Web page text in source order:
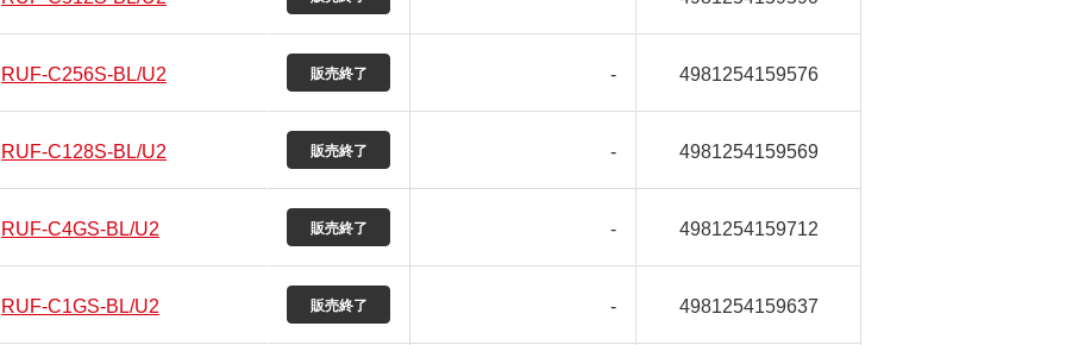
RUF-C256S-BL/U2 - 4981254159576
RUF-C128S-BL/U2 - 4981254159569
RUF-C4GS-BL/U2 - 4981254159712
RUF-C1GS-BL/U2 - 4981254159637